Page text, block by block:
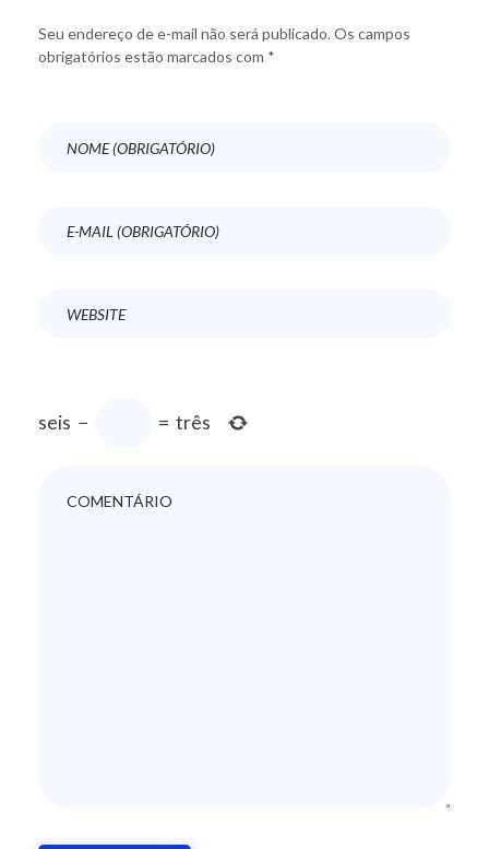
Seu endereço de e-mail não será publicado. Os campos
obrigatórios estão marcados com *
seis − = três